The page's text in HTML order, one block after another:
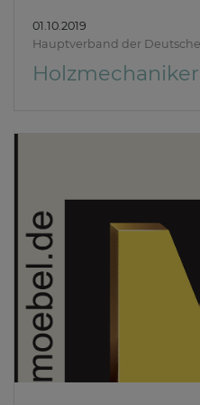
01.10.2019
Hauptverband der